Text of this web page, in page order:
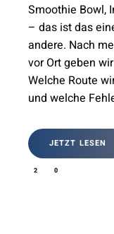
Smoothie Bowl,
– das ist das
andere. Nach
vor Ort geben
Welche Route
und welche
JETZT LESEN
2 0